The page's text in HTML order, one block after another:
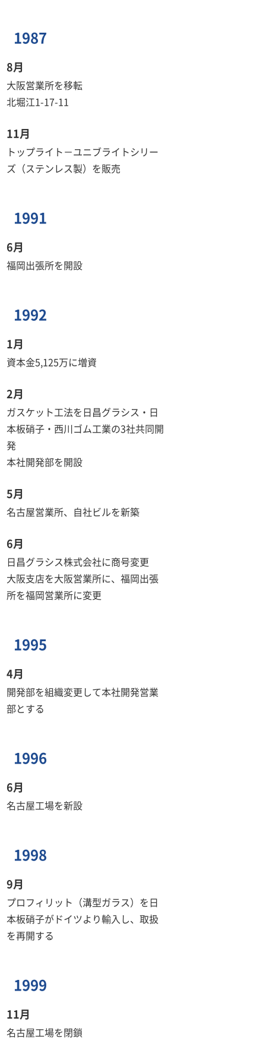
1987
8月
大阪営業所を移転
北堀江1-17-11
11月
トップライト－ユニブライトシリー
ズ（ステンレス製）を販売
1991
6月
福岡出張所を開設
1992
1月
資本金5,125万に増資
2月
ガスケット工法を日昌グラシス・日
本板硝子・西川ゴム工業の3社共同開
発
本社開発部を開設
5月
名古屋営業所、自社ビルを新築
6月
日昌グラシス株式会社に商号変更
大阪支店を大阪営業所に、福岡出張
所を福岡営業所に変更
1995
4月
開発部を組織変更して本社開発営業
部とする
1996
6月
名古屋工場を新設
1998
9月
プロフィリット（溝型ガラス）を日
本板硝子がドイツより輸入し、取扱
を再開する
1999
11月
名古屋工場を閉鎖